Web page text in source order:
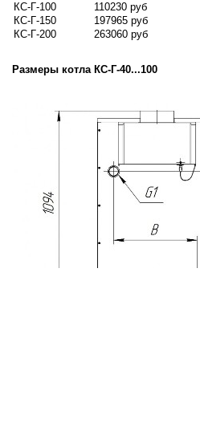
КС-Г-100
110230 руб
КС-Г-150
197965 руб
КС-Г-200
263060 руб
Размеры котла КС-Г-40...100